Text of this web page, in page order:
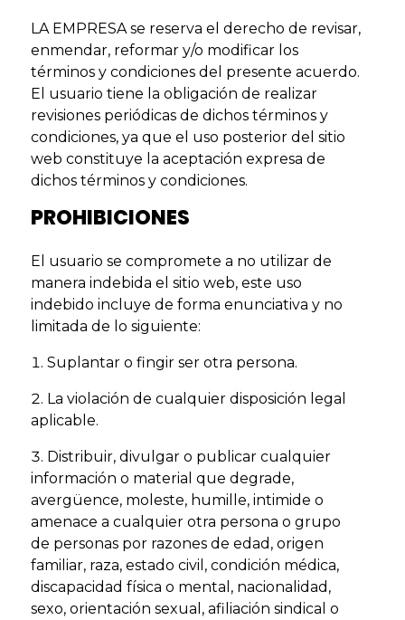
LA EMPRESA se reserva el derecho de revisar,
enmendar, reformar y/o modificar los
términos y condiciones del presente acuerdo.
El usuario tiene la obligación de realizar
revisiones periódicas de dichos términos y
condiciones, ya que el uso posterior del sitio
web constituye la aceptación expresa de
dichos términos y condiciones.
PROHIBICIONES
El usuario se compromete a no utilizar de
manera indebida el sitio web, este uso
indebido incluye de forma enunciativa y no
limitada de lo siguiente:
Suplantar o fingir ser otra persona.
La violación de cualquier disposición legal
aplicable.
Distribuir, divulgar o publicar cualquier
información o material que degrade,
avergüence, moleste, humille, intimide o
amenace a cualquier otra persona o grupo
de personas por razones de edad, origen
familiar, raza, estado civil, condición médica,
discapacidad física o mental, nacionalidad,
sexo, orientación sexual, afiliación sindical o